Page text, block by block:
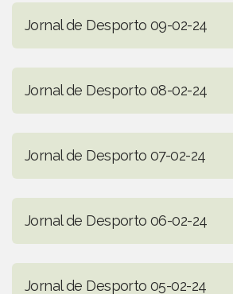
Jornal de Desporto 09-02-24
Jornal de Desporto 08-02-24
Jornal de Desporto 07-02-24
Jornal de Desporto 06-02-24
Jornal de Desporto 05-02-24